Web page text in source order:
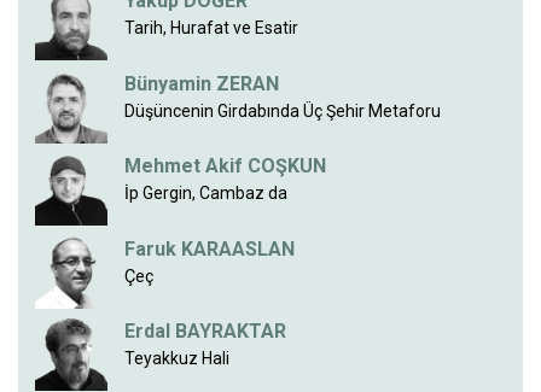
Tarih, Hurafat ve Esatir
Bünyamin ZERAN
Düşüncenin Girdabında Üç Şehir Metaforu
Mehmet Akif COŞKUN
İp Gergin, Cambaz da
Faruk KARAASLAN
Çeç
Erdal BAYRAKTAR
Teyakkuz Hali